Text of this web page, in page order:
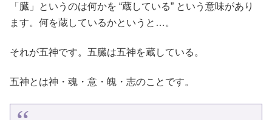
「臓」というのは何かを “蔵している” という意味があり
ます。何を蔵しているかというと…。
それが五神です。五臓は五神を蔵している。
五神とは神・魂・意・魄・志のことです。